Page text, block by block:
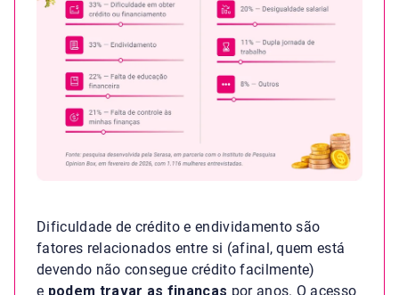
Dificuldade de crédito e endividamento são
fatores relacionados entre si (afinal, quem está
devendo não consegue crédito facilmente)
e podem travar as finanças por anos. O acesso